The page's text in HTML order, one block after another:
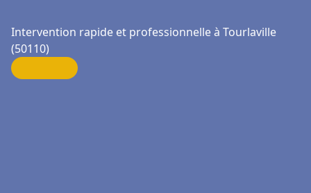
Intervention rapide et professionnelle à Tourlaville
(50110)